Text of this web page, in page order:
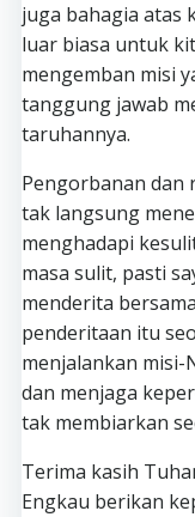
juga bahagia atas
luar biasa untuk
mengemban misi
tanggung jawab
taruhannya.
Pengorbanan dan
tak langsung
menghadapi
masa sulit, pasti
menderita
penderitaan itu
menjalankan
dan menjaga
tak membiarkan
Terima kasih
Engkau berikan